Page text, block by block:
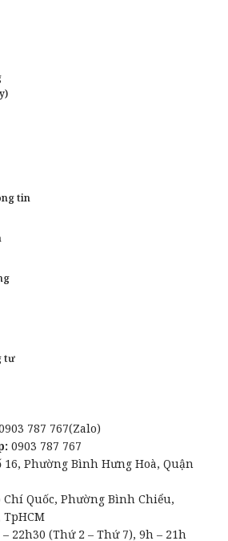
tin
tư
787 767(Zalo)
0903 787 767
16, Phường Bình Hưng Hoà, Quận
Chí Quốc, Phường Bình Chiểu,
22h30 (Thứ 2 – Thứ 7), 9h – 21h